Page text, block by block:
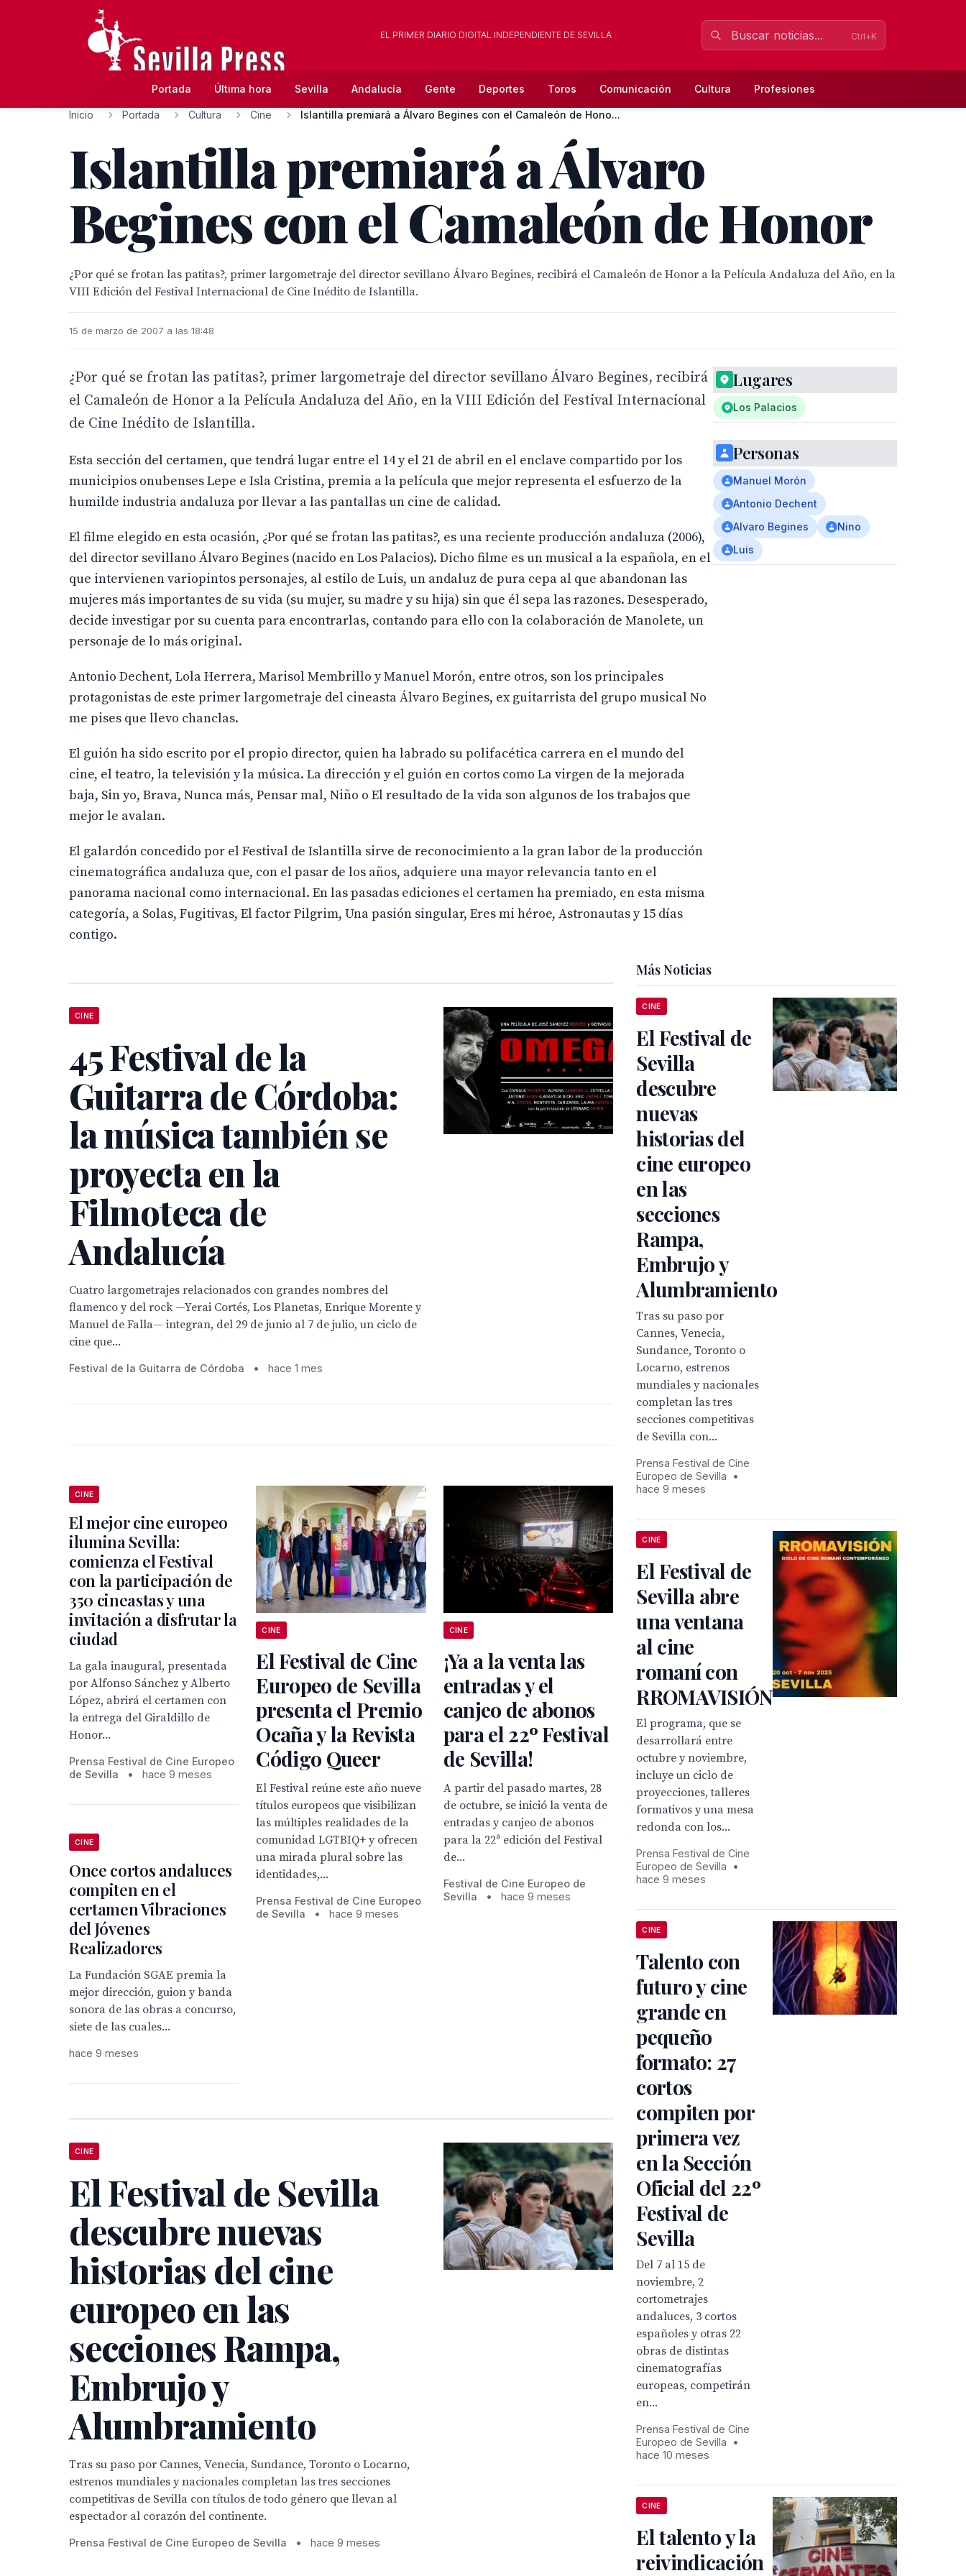
EL PRIMER DIARIO DIGITAL INDEPENDIENTE DE SEVILLA Ctrl+K
Portada Última hora Sevilla Andalucía Gente Deportes Toros Comunicación Cultura Profesiones
Inicio Portada Cultura Cine Islantilla premiará a Álvaro Begines con el Camaleón de Hono...
Islantilla premiará a Álvaro
Begines con el Camaleón de Honor
¿Por qué se frotan las patitas?, primer largometraje del director sevillano Álvaro Begines, recibirá el Camaleón de Honor a la Película Andaluza del Año, en la
VIII Edición del Festival Internacional de Cine Inédito de Islantilla.
15 de marzo de 2007 a las 18:48
¿Por qué se frotan las patitas?, primer largometraje del director sevillano Álvaro Begines, recibirá
el Camaleón de Honor a la Película Andaluza del Año, en la VIII Edición del Festival Internacional
de Cine Inédito de Islantilla.
Esta sección del certamen, que tendrá lugar entre el 14 y el 21 de abril en el enclave compartido por los
municipios onubenses Lepe e Isla Cristina, premia a la película que mejor representa el esfuerzo de la
humilde industria andaluza por llevar a las pantallas un cine de calidad.
El filme elegido en esta ocasión, ¿Por qué se frotan las patitas?, es una reciente producción andaluza (2006),
del director sevillano Álvaro Begines (nacido en Los Palacios). Dicho filme es un musical a la española, en el
que intervienen variopintos personajes, al estilo de Luis, un andaluz de pura cepa al que abandonan las
mujeres más importantes de su vida (su mujer, su madre y su hija) sin que él sepa las razones. Desesperado,
decide investigar por su cuenta para encontrarlas, contando para ello con la colaboración de Manolete, un
personaje de lo más original.
Antonio Dechent, Lola Herrera, Marisol Membrillo y Manuel Morón, entre otros, son los principales
protagonistas de este primer largometraje del cineasta Álvaro Begines, ex guitarrista del grupo musical No
me pises que llevo chanclas.
El guión ha sido escrito por el propio director, quien ha labrado su polifacética carrera en el mundo del
cine, el teatro, la televisión y la música. La dirección y el guión en cortos como La virgen de la mejorada
baja, Sin yo, Brava, Nunca más, Pensar mal, Niño o El resultado de la vida son algunos de los trabajos que
mejor le avalan.
El galardón concedido por el Festival de Islantilla sirve de reconocimiento a la gran labor de la producción
cinematográfica andaluza que, con el pasar de los años, adquiere una mayor relevancia tanto en el
panorama nacional como internacional. En las pasadas ediciones el certamen ha premiado, en esta misma
categoría, a Solas, Fugitivas, El factor Pilgrim, Una pasión singular, Eres mi héroe, Astronautas y 15 días
contigo.
Lugares
Los Palacios
Personas
Manuel Morón
Antonio Dechent
Alvaro Begines
Nino
Luis
CINE
45 Festival de la
Guitarra de Córdoba:
la música también se
proyecta en la
Filmoteca de
Andalucía
Cuatro largometrajes relacionados con grandes nombres del
flamenco y del rock —Yerai Cortés, Los Planetas, Enrique Morente y
Manuel de Falla— integran, del 29 de junio al 7 de julio, un ciclo de
cine que...
Festival de la Guitarra de Córdoba • hace 1 mes
CINE
El mejor cine europeo
ilumina Sevilla:
comienza el Festival
con la participación de
350 cineastas y una
invitación a disfrutar la
ciudad
La gala inaugural, presentada
por Alfonso Sánchez y Alberto
López, abrirá el certamen con
la entrega del Giraldillo de
Honor...
Prensa Festival de Cine Europeo
de Sevilla
• hace 9 meses
CINE
El Festival de Cine
Europeo de Sevilla
presenta el Premio
Ocaña y la Revista
Código Queer
El Festival reúne este año nueve
títulos europeos que visibilizan
las múltiples realidades de la
comunidad LGTBIQ+ y ofrecen
una mirada plural sobre las
identidades,...
Prensa Festival de Cine Europeo
de Sevilla
• hace 9 meses
CINE
¡Ya a la venta las
entradas y el
canjeo de abonos
para el 22º Festival
de Sevilla!
A partir del pasado martes, 28
de octubre, se inició la venta de
entradas y canjeo de abonos
para la 22ª edición del Festival
de...
Festival de Cine Europeo de
Sevilla
• hace 9 meses
CINE
Once cortos andaluces
compiten en el
certamen Vibraciones
del Jóvenes
Realizadores
La Fundación SGAE premia la
mejor dirección, guion y banda
sonora de las obras a concurso,
siete de las cuales...
hace 9 meses
CINE
El Festival de Sevilla
descubre nuevas
historias del cine
europeo en las
secciones Rampa,
Embrujo y
Alumbramiento
Tras su paso por Cannes, Venecia, Sundance, Toronto o Locarno,
estrenos mundiales y nacionales completan las tres secciones
competitivas de Sevilla con títulos de todo género que llevan al
espectador al corazón del continente.
Prensa Festival de Cine Europeo de Sevilla • hace 9 meses
Más Noticias
CINE
El Festival de
Sevilla
descubre
nuevas
historias del
cine europeo
en las
secciones
Rampa,
Embrujo y
Alumbramiento
Tras su paso por
Cannes, Venecia,
Sundance, Toronto o
Locarno, estrenos
mundiales y nacionales
completan las tres
secciones competitivas
de Sevilla con...
Prensa Festival de Cine
Europeo de Sevilla
•
hace 9 meses
CINE
El Festival de
Sevilla abre
una ventana
al cine
romaní con
RROMAVISIÓN
El programa, que se
desarrollará entre
octubre y noviembre,
incluye un ciclo de
proyecciones, talleres
formativos y una mesa
redonda con los...
Prensa Festival de Cine
Europeo de Sevilla
•
hace 9 meses
CINE
Talento con
futuro y cine
grande en
pequeño
formato: 27
cortos
compiten por
primera vez
en la Sección
Oficial del 22º
Festival de
Sevilla
Del 7 al 15 de
noviembre, 2
cortometrajes
andaluces, 3 cortos
españoles y otras 22
obras de distintas
cinematografías
europeas, competirán
en...
Prensa Festival de Cine
Europeo de Sevilla
•
hace 10 meses
CINE
El talento y la
reivindicación